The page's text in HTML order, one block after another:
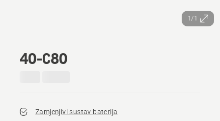
1/1
40-C80
Zamjenjivi sustav baterija